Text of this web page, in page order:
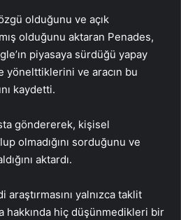
olduğunu ve açık
olduğunu aktaran Penades,
piyasaya sürdüğü yapay
yönelttiklerini ve aracın bu
kaydetti.
göndererek, kişisel
olmadığını sorduğunu ve
aktardı.
araştırmasını yalnızca taklit
hakkında hiç düşünmedikleri bir